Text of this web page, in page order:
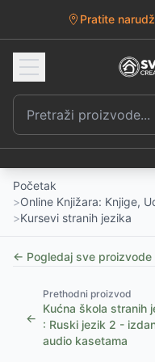
Pratite
Početak
>Online Knjižara: Knjige,
>Kursevi stranih jezika
← Pogledaj sve proizvode
←
Prethodni proizvod
Kućna škola stranih
: Ruski jezik 2 -
audio kasetama